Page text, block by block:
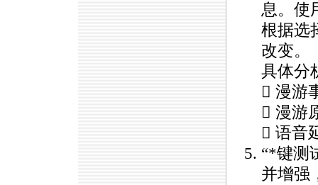
息。使
根据选
改变。
具体分
 漫游
 漫游
 语音
“*键测
并增强